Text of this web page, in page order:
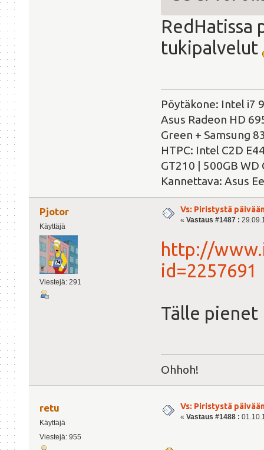
RedHatissa
tukipalvelut
Pöytäkone: Intel i7
Asus Radeon HD
Green + Samsung
HTPC: Intel C2D
GT210 | 500GB WD
Kannettava: Asus
Pjotor
Käyttäjä
Viestejä: 291
Vs: Piristystä
« Vastaus #1487 :
http://
id=2257691
Tälle
Ohhoh!
retu
Käyttäjä
Viestejä: 955
Vs: Piristystä
« Vastaus #1488 :